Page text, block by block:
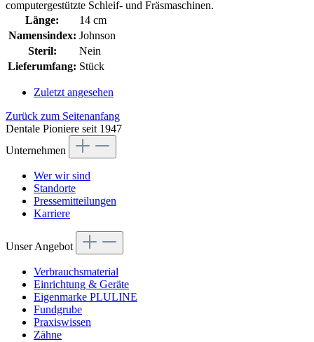
computergestützte Schleif- und Fräsmaschinen.
Länge:
14 cm
Namensindex: Johnson
Steril:
Nein
Lieferumfang: Stück
Zuletzt angesehen
Zurück zum Seitenanfang
Dentale Pioniere seit 1947
Unternehmen
Wer wir sind
Standorte
Pressemitteilungen
Karriere
Unser Angebot
Verbrauchsmaterial
Einrichtung & Geräte
Eigenmarke PLULINE
Fundgrube
Praxiswissen
Zähne